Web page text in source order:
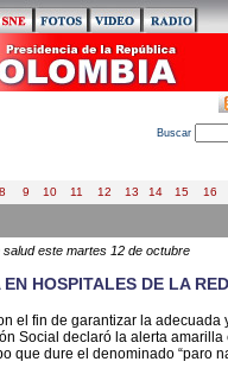
Buscar
8 9 10 11 12 13 14 15 16
este martes 12 de octubre
HOSPITALES DE LA
el fin de garantizar la
Social declaró la alerta
que dure el denominado “paro